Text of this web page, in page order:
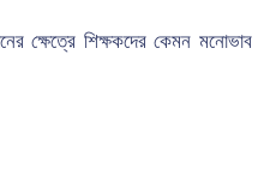
ক্ষেত্রে শিক্ষকদের কেমন মনোভাব